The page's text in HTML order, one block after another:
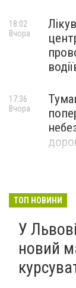
18:02
Вчора
17:36
Вчора
ТОП НОВИНИ
У
новий